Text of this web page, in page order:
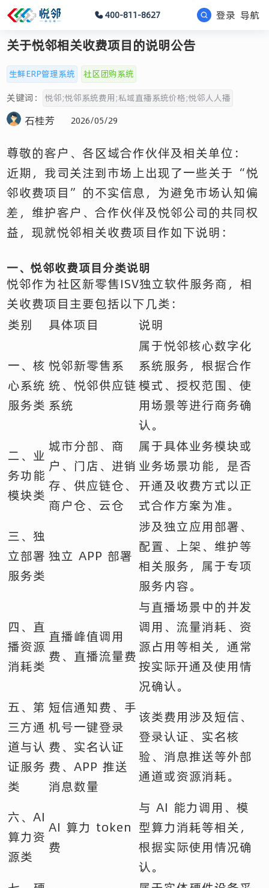
400-811-8627 登录 导航
关于悦邻相关收费项目的说明公告
生鲜ERP管理系统 社区团购系统
关键词： 悦邻;悦邻系统费用;私域直播系统价格;悦邻人人播
石桂芳 2026/05/29
尊敬的客户、各区域合作伙伴及相关单位：
近期，我司关注到市场上出现了一些关于“悦
邻收费项目”的不实信息，为避免市场认知偏
差，维护客户、合作伙伴及悦邻公司的共同权
益，现就悦邻相关收费项目作如下说明：
一、悦邻收费项目分类说明
悦邻作为社区新零售ISV独立软件服务商，相
关收费项目主要包括以下几类：
类别
具体项目 说明
一、核
心系统
服务类
悦邻新零售系
统、悦邻供应链
系统
属于悦邻核心数字化
系统服务，根据合作
模式、授权范围、使
用场景等进行商务确
认。
二、业
务功能
模块类
城市分部、商
户、门店、进销
存、供应链仓、
商户仓、云仓
属于具体业务模块或
业务场景功能，是否
开通及收费方式以正
式合作方案为准。
三、独
立部署
服务类
独立 APP 部署
涉及独立应用部署、
配置、上架、维护等
相关服务，属于专项
服务内容。
四、直
播资源
消耗类
直播峰值调用
费、直播流量费
与直播场景中的并发
调用、流量消耗、资
源占用等相关，通常
按实际开通及使用情
况确认。
五、第
三方通
道与认
证服务
类
短信通知费、手
机号一键登录
费、实名认证
费、APP 推送
消息数量
该类费用涉及短信、
登录认证、实名核
验、消息推送等外部
通道或资源消耗。
六、AI
算力资
源类
AI 算力 token
费
与 AI 能力调用、模
型算力消耗等相关，
根据实际使用情况确
认。